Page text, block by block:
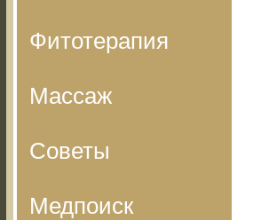
Фитотерапия
Массаж
Советы
Медпоиск